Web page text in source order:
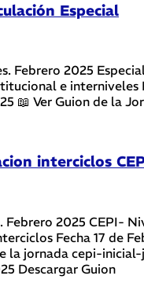
Especial
Febrero 2025
e interniveles
📖 Ver Guion de la
interciclos
Febrero 2025 CEPI-
Fecha 17 de
la jornada cepi-
Descargar Guion